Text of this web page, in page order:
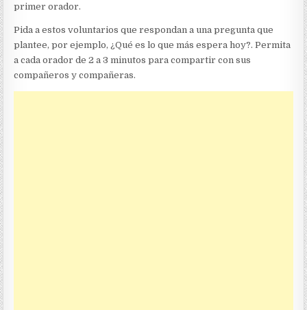
primer orador.
Pida a estos voluntarios que respondan a una pregunta que
plantee, por ejemplo, ¿Qué es lo que más espera hoy?. Permita
a cada orador de 2 a 3 minutos para compartir con sus
compañeros y compañeras.